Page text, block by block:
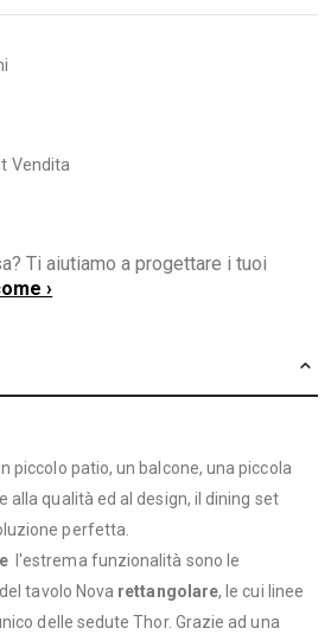
Vendita
Ti aiutiamo a progettare i tuoi
›
piccolo patio, un balcone, una piccola
alla qualità ed al design, il dining set
perfetta.
l'estrema funzionalità sono le
tavolo Nova rettangolare, le cui linee
delle sedute Thor. Grazie ad una